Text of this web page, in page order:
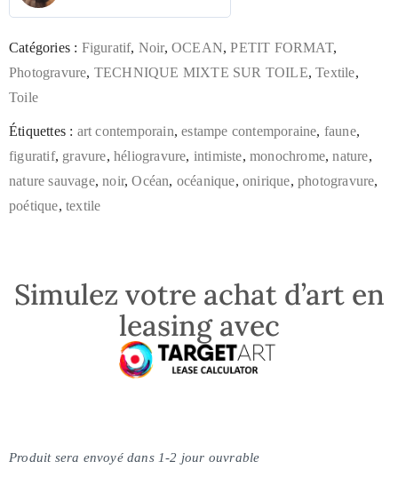
Catégories : Figuratif, Noir,OCEAN,PETIT FORMAT,
Photogravure, TECHNIQUE MIXTE SUR TOILE,Textile,
Toile
Étiquettes : art contemporain,estampe contemporaine, faune,
figuratif, gravure,héliogravure, intimiste,monochrome,nature,
nature sauvage,noir,Océan, océanique,onirique,photogravure,
poétique,textile
Simulez votre achat d’art en
leasing avec
Produit sera envoyé dans 1-2 jour ouvrable